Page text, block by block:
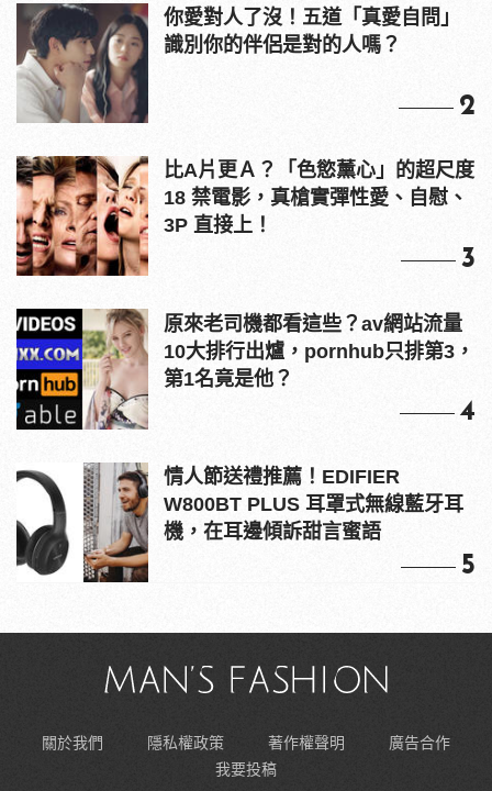
你愛對人了沒！五道「真愛自問」
識別你的伴侶是對的人嗎？
2
比A片更Ａ？「色慾薰心」的超尺度
18 禁電影，真槍實彈性愛、自慰、
3P 直接上！
3
原來老司機都看這些？av網站流量
10大排行出爐，pornhub只排第3，
第1名竟是他？
4
情人節送禮推薦！EDIFIER
W800BT PLUS 耳罩式無線藍牙耳
機，在耳邊傾訴甜言蜜語
5
關於我們 隱私權政策 著作權聲明
廣告合作
我要投稿